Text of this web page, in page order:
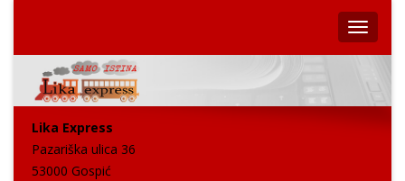
Lika Express
Pazariška ulica 36
53000 Gospić